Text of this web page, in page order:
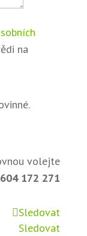
na
volejte
604 172 271
Sledovat
Sledovat